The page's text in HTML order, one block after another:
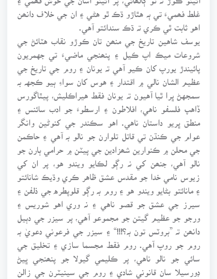
غلط فھميءَ تي ٻہ هٿاڙو ڌڪ ٿو هڻي ۽ ان جي خلاف دانھن
اهو ثابت ٿي ڪري تہ ڌڪ سندائتو آهي.
يوسف شاهين تاريخ جي منھن تان ڪوڙو نقاب هٽائڻ جي
شروعات ميڪ اپ ڪيل ۽ پنھنجي ماضيءَ تي جهمريون
پائيندڙ يورپ کان ڪيو آهي تہ يونان ۽ روم جي تاريخ جي
عظيم الشان نالي ۾ اقتدار ۽ هوس کان سواءِ ٻيو ڪجهہ بہ
سمجهڻ ڀرا ٿيا آهيون تہ يونان فقط هيراڪليش، پيٿاگورس
ڏاهپ فلسفو ناهي، افلاطون ۽ ارسطوءَ جو ادب سائنس ۽
منطق ڀريو داستان ناهي. اهو سڪندر جي کنوڻين وانگر
عوام جي ڪنڌن تي قاتل تلوارن جو نالو بہ آهي ۽ حاڪمن
جي محلن ۾ ڪنوارين شھزادين جي پيٽن ۾ حرامي ٻارن جو
نالو آهي، جنھن کي نہ رڳو لڪايو ويندو هو، پر ان کي
زيوس نامي خدا جو مقدس عشق ظاهر ڪري وڌيڪ شانائتو
۽ مانائتو بڻايو ويندو هو ۽ روم بہ رڳو قلوپطره جي ذلفن ۽
سيرز جي عشق جو قصو ناهي ۽ نہ وري اهو شوريس ۽
ورجو جو عظيم گيتن جو مجموعو آهي، پر سيزر جي دٻيل
دانھن تہ ”بروٽس تون بہ؟!!!“ ۽ سيزر جي فرعوني دعويٰ بہ
روم جو روپ آهي. روم فقط مجسما سازي ۽ تخليق جي
سائي جو نالو ناهي، پر ڪليمي گيولا جو پنھنجي ڀيڻ
ڊورسيلا سان قانوني شادي ۽ روم جي سينيٽرن جي زالن